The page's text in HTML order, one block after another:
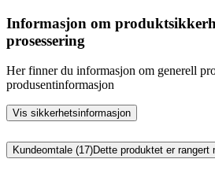
Informasjon om
prosessering
Her finner du informasjon om generell
produsentinformasjon
Vis sikkerhetsinformasjon
Kundeomtale (17)Dette produktet er rangert